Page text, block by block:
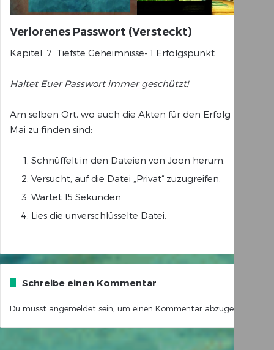
Verlorenes Passwort (Versteckt)
Kapitel: 7. Tiefste Geheimnisse- 1 Erfolgspunkt
Haltet Euer Passwort immer geschützt!
Am selben Ort, wo auch die Akten für den Erfolg Mai oh
Mai zu finden sind:
Schnüffelt in den Dateien von Joon herum.
Versucht, auf die Datei „Privat“ zuzugreifen.
Wartet 15 Sekunden
Lies die unverschlüsselte Datei.
Schreibe einen Kommentar
Du musst angemeldet sein, um einen Kommentar abzugeben.